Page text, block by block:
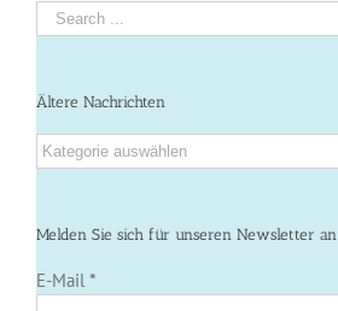
Search
for:
Ältere Nachrichten
Ältere
Nachrichten
Melden Sie sich für unseren Newsletter an
E-Mail *